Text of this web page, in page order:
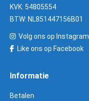
KVK: 54805554
BTW: NL851447156B01
Volg ons op Instagram
Like ons op Facebook
Informatie
Betalen